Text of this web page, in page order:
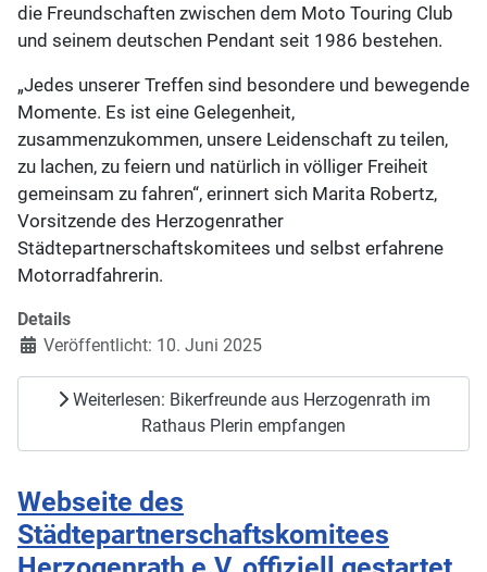
die Freundschaften zwischen dem Moto Touring Club
und seinem deutschen Pendant seit 1986 bestehen.
„Jedes unserer Treffen sind besondere und bewegende
Momente. Es ist eine Gelegenheit,
zusammenzukommen, unsere Leidenschaft zu teilen,
zu lachen, zu feiern und natürlich in völliger Freiheit
gemeinsam zu fahren“, erinnert sich Marita Robertz,
Vorsitzende des Herzogenrather
Städtepartnerschaftskomitees und selbst erfahrene
Motorradfahrerin.
Details
Veröffentlicht: 10. Juni 2025
Weiterlesen: Bikerfreunde aus Herzogenrath im
Rathaus Plerin empfangen
Webseite des
Städtepartnerschaftskomitees